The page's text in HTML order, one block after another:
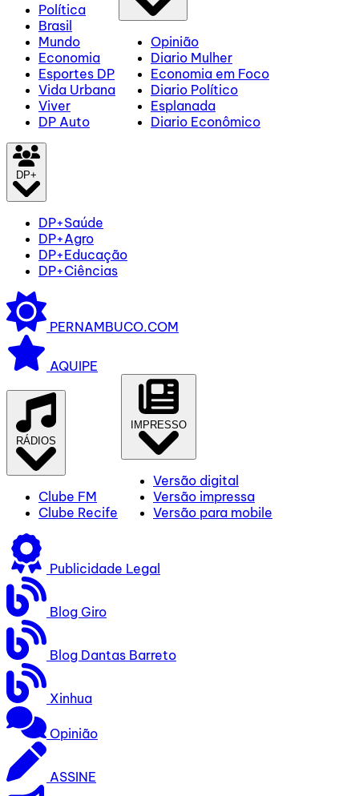
Política
Brasil
Mundo
Economia
Esportes DP
Vida Urbana
Viver
DP Auto
Opinião
Diario Mulher
Economia em Foco
Diario Político
Esplanada
Diario Econômico
DP+
DP+Saúde
DP+Agro
DP+Educação
DP+Ciências
PERNAMBUCO.COM
AQUIPE
RÁDIOS
Clube FM
Clube Recife
IMPRESSO
Versão digital
Versão impressa
Versão para mobile
Publicidade Legal
Blog Giro
Blog Dantas Barreto
Xinhua
Opinião
ASSINE